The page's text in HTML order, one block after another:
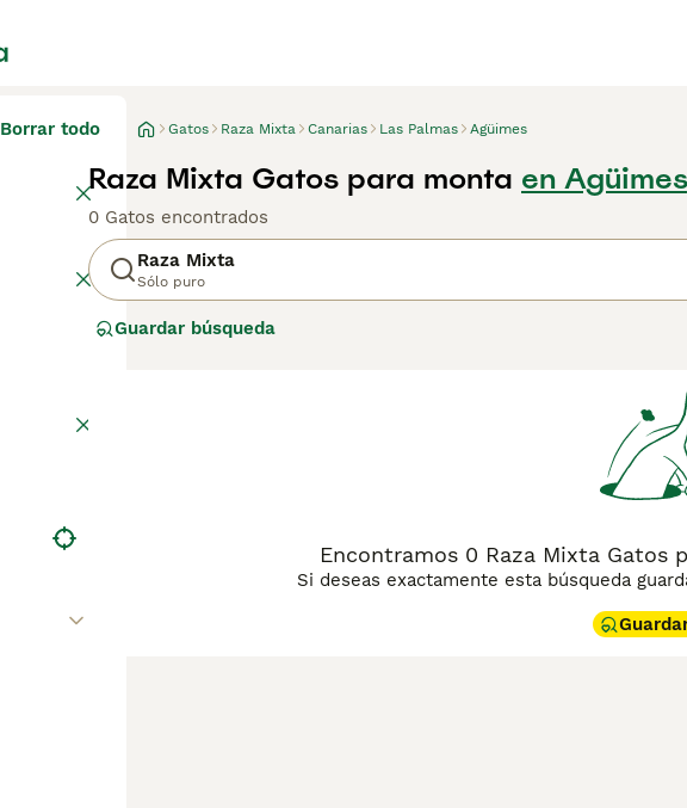
Borrar todo Gatos Raza Mixta Canarias Las Palmas Agüimes
Raza Mixta Gatos para monta en
0 Gatos encontrados
Raza Mixta
Sólo puro
Guardar búsqueda
Encontramos 0 Raza Mixta Gatos
Si deseas exactamente esta búsqueda